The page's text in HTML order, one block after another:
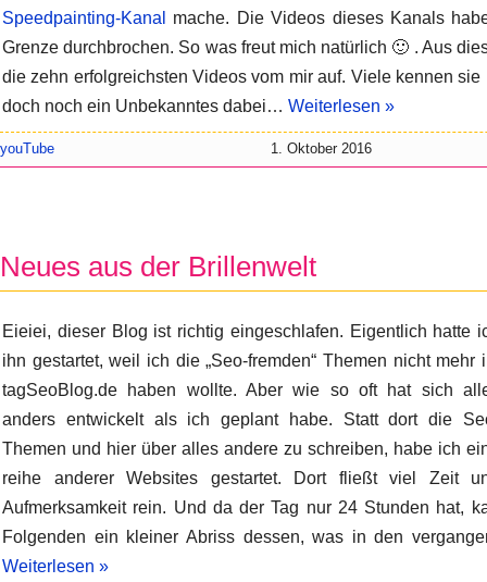
Speedpainting-Kanal
mache. Die Videos dieses Kanals
Grenze durchbrochen. So was freut mich natürlich 🙂 . Aus
die zehn erfolgreichsten Videos vom mir auf. Viele kennen
doch noch ein Unbekanntes dabei… Weiterlesen »
youTube 1. Oktober 2016
Neues aus der Brillenwelt
Eieiei, dieser Blog ist richtig eingeschlafen. Eigentlich hatte
ihn gestartet, weil ich die „Seo-fremden“ Themen nicht mehr
tagSeoBlog.de haben wollte. Aber wie so oft hat sich
anders entwickelt als ich geplant habe. Statt dort die
Themen und hier über alles andere zu schreiben, habe ich
reihe anderer Websites gestartet. Dort fließt viel Zeit
Aufmerksamkeit rein. Und da der Tag nur 24 Stunden hat,
Folgenden ein kleiner Abriss dessen, was in den
Weiterlesen »